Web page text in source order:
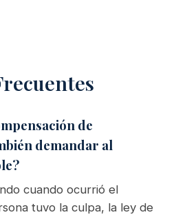
de
demandar al
cuando ocurrió el
tuvo la culpa, la ley de